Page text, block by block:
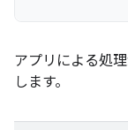
アプリによる処
します。